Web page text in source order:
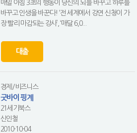
매일 아침 3초의 행동이 당신의 뇌를 바꾸고 하루를
바꾸고 인생을 바꾼다! ‘전 세계에서 강연 신청이 가
장 빨리 마감되는 강사’, ‘매달 6,0...
대출
경제/비즈니스
굿바이 핑계
21세기북스
신인철
2010-10-04